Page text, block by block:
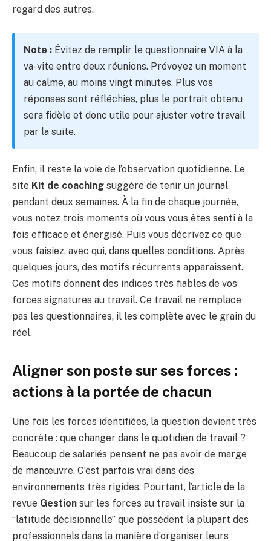
regard des autres.
Note : Évitez de remplir le questionnaire VIA à la
va-vite entre deux réunions. Prévoyez un moment
au calme, au moins vingt minutes. Plus vos
réponses sont réfléchies, plus le portrait obtenu
sera fidèle et donc utile pour ajuster votre travail
par la suite.
Enfin, il reste la voie de l’observation quotidienne. Le
site Kit de coaching suggère de tenir un journal
pendant deux semaines. À la fin de chaque journée,
vous notez trois moments où vous vous êtes senti à la
fois efficace et énergisé. Puis vous décrivez ce que
vous faisiez, avec qui, dans quelles conditions. Après
quelques jours, des motifs récurrents apparaissent.
Ces motifs donnent des indices très fiables de vos
forces signatures au travail. Ce travail ne remplace
pas les questionnaires, il les complète avec le grain du
réel.
Aligner son poste sur ses forces :
actions à la portée de chacun
Une fois les forces identifiées, la question devient très
concrète : que changer dans le quotidien de travail ?
Beaucoup de salariés pensent ne pas avoir de marge
de manœuvre. C’est parfois vrai dans des
environnements très rigides. Pourtant, l’article de la
revue Gestion sur les forces au travail insiste sur la
“latitude décisionnelle” que possèdent la plupart des
professionnels dans la manière d’organiser leurs